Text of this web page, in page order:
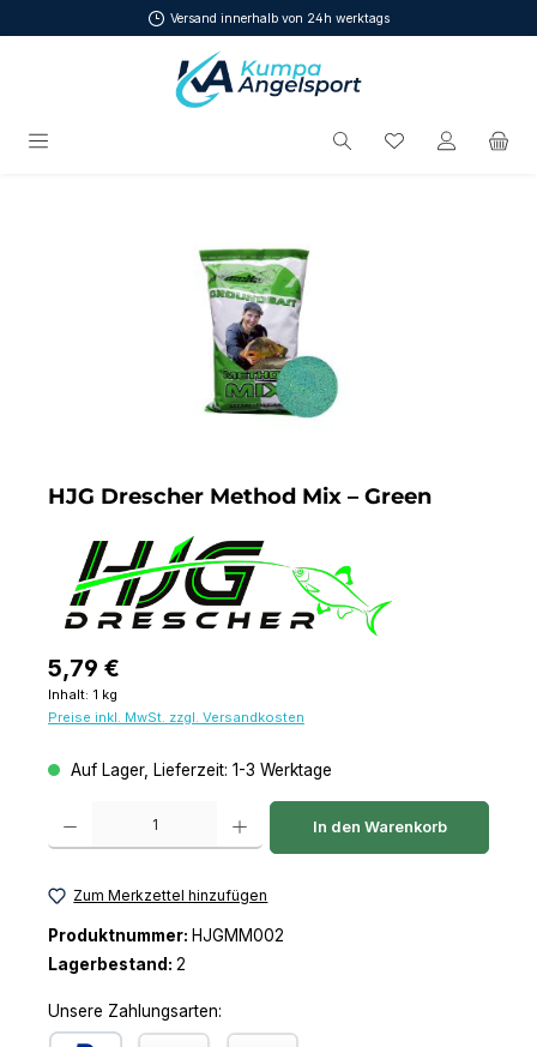
Zum Hauptinhalt springenVersand innerhalb von 24h werktags
Du hast 0
HJG Drescher Method Mix – Green
Regulärer Preis:
5,79 €
Inhalt: 1 kg
Preise inkl. MwSt. zzgl. Versandkosten
Auf Lager, Lieferzeit: 1-3 Werktage
Produkt Anzahl: Gib den gewünschten Wert ein oder benutze die
In den Warenkorb
Zum Merkzettel hinzufügen
Produktnummer: HJGMM002
Lagerbestand: 2
Unsere Zahlungsarten: